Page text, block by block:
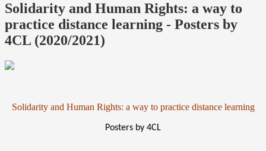
Solidarity and Human Rights: a way to
practice distance learning - Posters by
4CL (2020/2021)
Solidarity and Human Rights: a way to practice distance learning
Posters by 4CL